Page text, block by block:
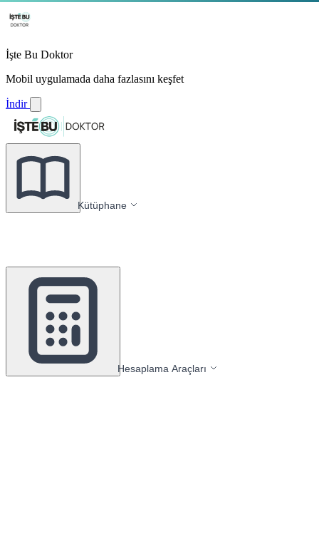
İşte Bu Doktor
Mobil uygulamada daha fazlasını keşfet
İndir
Kütüphane
Hesaplama Araçları